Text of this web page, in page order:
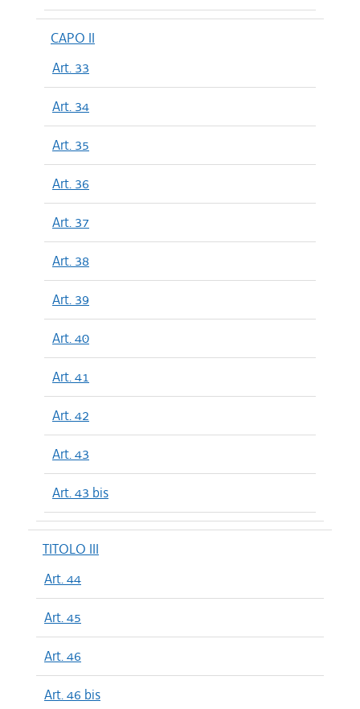
CAPO II
Art. 33
Art. 34
Art. 35
Art. 36
Art. 37
Art. 38
Art. 39
Art. 40
Art. 41
Art. 42
Art. 43
Art. 43 bis
TITOLO III
Art. 44
Art. 45
Art. 46
Art. 46 bis